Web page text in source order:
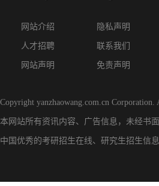
网站介绍 隐私声明
人才招聘 联系我们
网站声明 免责声明
Copyright yanzhaowang.com.cn Corporation.
本网站所有资讯内容、广告信息，未经书
中国优秀的考研招生在线、 研究生招生信